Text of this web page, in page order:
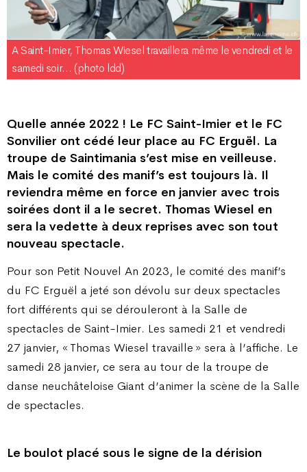
A Saint-Imier, Thomas Wiesel travaillera même le vendredi et le
samedi soir… (photo ldd)
Quelle année 2022 ! Le FC Saint-Imier et le FC
Sonvilier ont cédé leur place au FC Erguël. La
troupe de Saintimania s’est mise en veilleuse.
Mais le comité des manif’s est toujours là. Il
reviendra même en force en janvier avec trois
soirées dont il a le secret. Thomas Wiesel en
sera la vedette à deux reprises avec son tout
nouveau spectacle.
Pour son Petit Nouvel An 2023, le comité des manif’s
du FC Erguël a jeté son dévolu sur deux spectacles
fort différents qui se dérouleront à la Salle de
spectacles de Saint-Imier. Les samedi 21 et vendredi
27 janvier, « Thomas Wiesel travaille » sera à l’affiche. Le
samedi 28 janvier, ce sera au tour de la troupe de
danse neuchâteloise Giant d’animer la scène de la Salle
de spectacles.
Le boulot placé sous le signe de la dérision